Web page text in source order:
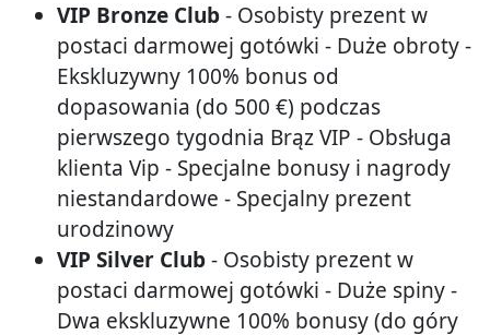
VIP Bronze Club- Osobisty prezent w
postaci darmowej gotówki - Duże obroty -
Ekskluzywny 100% bonus od
dopasowania (do 500 €) podczas
pierwszego tygodnia Brąz VIP - Obsługa
klienta Vip - Specjalne bonusy i nagrody
niestandardowe - Specjalny prezent
urodzinowy
VIP Silver Club- Osobisty prezent w
postaci darmowej gotówki - Duże spiny -
Dwa ekskluzywne 100% bonusy (do góry